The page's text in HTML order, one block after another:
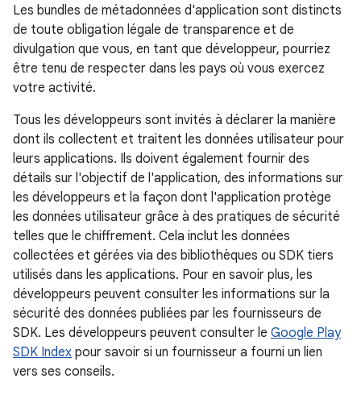
Les bundles de métadonnées d'application sont distincts
de toute obligation légale de transparence et de
divulgation que vous, en tant que développeur, pourriez
être tenu de respecter dans les pays où vous exercez
votre activité.
Tous les développeurs sont invités à déclarer la manière
dont ils collectent et traitent les données utilisateur pour
leurs applications. Ils doivent également fournir des
détails sur l'objectif de l'application, des informations sur
les développeurs et la façon dont l'application protège
les données utilisateur grâce à des pratiques de sécurité
telles que le chiffrement. Cela inclut les données
collectées et gérées via des bibliothèques ou SDK tiers
utilisés dans les applications. Pour en savoir plus, les
développeurs peuvent consulter les informations sur la
sécurité des données publiées par les fournisseurs de
SDK. Les développeurs peuvent consulter le Google Play
SDK Index pour savoir si un fournisseur a fourni un lien
vers ses conseils.